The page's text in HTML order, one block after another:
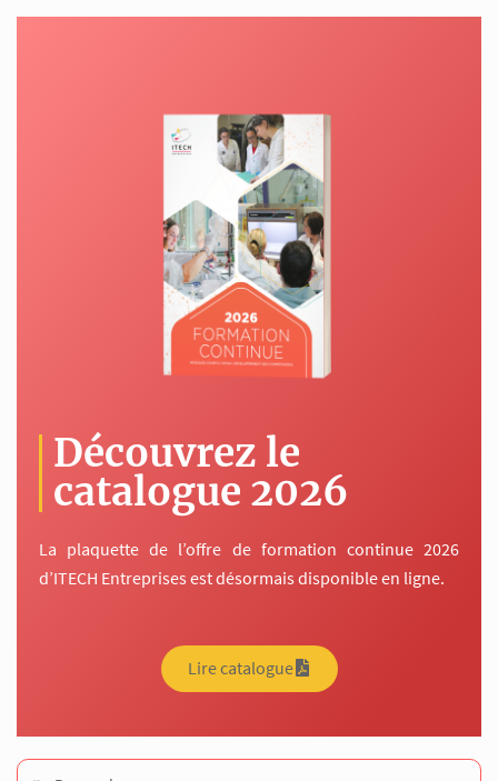
Découvrez le
catalogue 2026
La plaquette de l’offre de formation continue 2026
d’ITECH Entreprises est désormais disponible en ligne.
Lire catalogue